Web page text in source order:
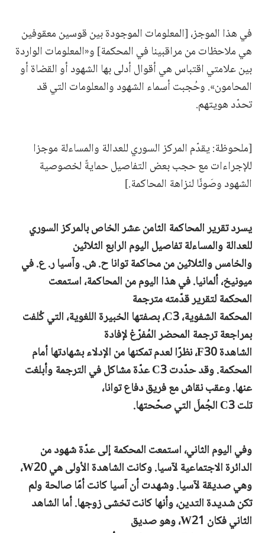
في هذا الموجز، [المعلومات الموجودة بين قوسين معقوفين
هي ملاحظات من مراقبينا في المحكمة] و«المعلومات الواردة
بين علامتي اقتباس هي أقوال أدلى بها الشهود أو القضاة أو
المحامون». وحُجبت أسماء الشهود والمعلومات التي قد
تحدّد هويتهم.
[ملحوظة: يقدّم المركز السوري للعدالة والمساءلة موجزا
للإجراءات مع حجب بعض التفاصيل حمايةً لخصوصية
الشهود وصَونًا لنزاهة المحاكمة.]
يسرد تقرير المحاكمة الثامنعشر الخاص بالمركز السوري
للعدالة والمساءلة تفاصيل اليوم الرابعالثلاثين
والخامسوالثلاثين من محاكمة توانا ح. ش. وآسيا ر. ع. في
ميونيخ، ألمانيا.في هذا اليوم من المحاكمة، استمعت
المحكمة لتقرير قدّمته مترجمة
المحكمة الشفوية،C3، بصفتها الخبيرةاللغوية،التي كُلفت
بمراجعة ترجمة المحضر المُفرّغ لإفادة
الشاهدةF30، نظرًالعدم تمكنها من الإدلاء بشهادتها أمام
المحكمة. وقد حدّدتC3عدّة مشاكلفي الترجمة وأبلغت
عنها.وعقب نقاش مع فريق دفاعتوانا،
تلتC3الجُملَالتيصحّحتها.
وفي اليوم الثاني، استمعت المحكمةإلىعدّةشهود من
الدائرة الاجتماعية لآسيا. وكانت الشاهدة الأولىهي
W20،
وهي صديقة لآسيا. وشهدت أن آسيا كانت أمًاصالحةولم
تكن شديدة التدين،وأنهاكانت تخشى زوجها. أما الشاهد
الثانيفكان W21، وهو صديق